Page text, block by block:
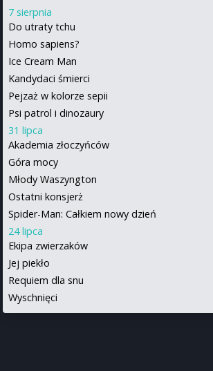
7 sierpnia
Do utraty tchu
Homo sapiens?
Ice Cream Man
Kandydaci śmierci
Pejzaż w kolorze sepii
Psi patrol i dinozaury
31 lipca
Akademia złoczyńców
Góra mocy
Młody Waszyngton
Ostatni konsjerż
Spider-Man: Całkiem nowy dzień
24 lipca
Ekipa zwierzaków
Jej piekło
Requiem dla snu
Wyschnięci